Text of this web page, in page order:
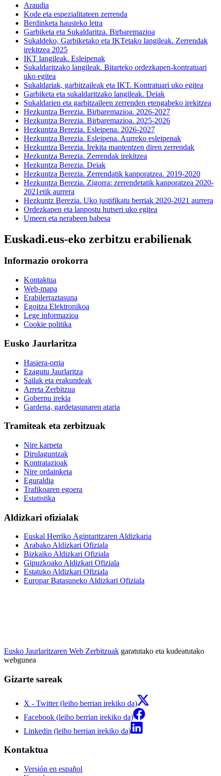
Araudia
Kode eta espezialitateen zerrenda
Berdinketa hausteko letra
Garbiketa eta Sukaldaritza. Birbaremazioa
Sukaldeko, Garbiketako eta IKTetako langileak. Zerrendak
irekitzea 2025
IKT langileak. Esleipenak
Sukaldaritzako langileak. Bitarteko ordezkapen-kontratuari
uko egitea
Sukaldariak, garbitzaileak eta IKT. Kontratuari uko egitea
Garbiketa eta sukaldaritzako langileak. Deiak
Sukaldarien eta garbitzaileen zerrenden etengabeko irekitzea
Hezkuntza Berezia. Birbaremazioa. 2026-2027
Hezkuntza Berezia. Birbaremazioa. 2025-2026
Hezkuntza Berezia. Esleipena. 2026-2027
Hezkuntza Berezia. Esleipena. Aurreko esleipenak
Hezkuntza Berezia. Irekita mantentzen diren zerrendak
Hezkuntza Berezia. Zerrendak irekitzea
Hezkuntza Berezia. Deiak
Hezkuntza Berezia. Zerrendatik kanporatzea. 2019-2020
Hezkuntza Berezia. Zigorra: zerrendetatik kanporatzea 2020-
2021etik aurrera
Hezkuntz Berezia. Uko justifikatu berriak 2020-2021 aurrera
Ordezkapen eta lanpostu hutseri uko egitea
Umeen eta nerabeen babesa
Euskadi.eus-eko zerbitzu erabilienak
Informazio orokorra
Kontaktua
Web-mapa
Erabilerraztasuna
Egoitza Elektronikoa
Lege informazioa
Cookie politika
Eusko Jaurlaritza
Hasiera-orria
Ezagutu Jaurlaritza
Sailak eta erakundeak
Arreta Zerbitzua
Gobernu irekia
Gardena, gardetasunaren ataria
Tramiteak eta zerbitzuak
Nire karpeta
Dirulaguntzak
Kontratazioak
Nire ordainketa
Eguraldia
Trafikoaren egoera
Estatistika
Aldizkari ofizialak
Euskal Herriko Agintaritzaren Aldizkaria
Arabako Aldizkari Ofiziala
Bizkaiko Aldizkari Ofiziala
Gipuzkoako Aldizkari Ofiziala
Estatuko Aldizkari Ofiziala
Europar Batasuneko Aldizkari Ofiziala
Eusko Jaurlaritzaren Web Zerbitzuak garatutako eta kudeatutako
webgunea
Gizarte sareak
X - Twitter (leiho berrian irekiko da)
Facebook (leiho berrian irekiko da)
Linkedin (leiho berrian irekiko da)
Kontaktua
Versión en español